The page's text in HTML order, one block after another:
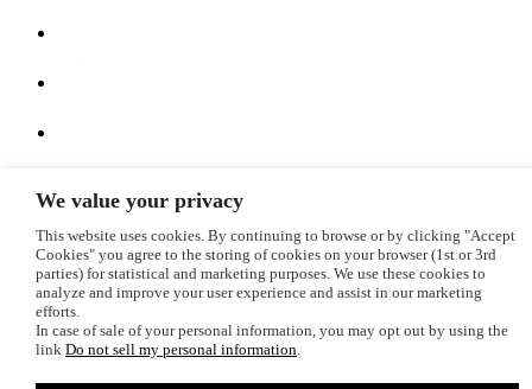
Protecția datelor
Termeni şi condiţii
© 2006-2026 ROLDA Toate drepturile rezervate
We value your privacy
This website uses cookies. By continuing to browse or by clicking "Accept
Cookies" you agree to the storing of cookies on your browser (1st or 3rd
parties) for statistical and marketing purposes. We use these cookies to
analyze and improve your user experience and assist in our marketing
efforts.
In case of sale of your personal information, you may opt out by using the
link Do not sell my personal information.